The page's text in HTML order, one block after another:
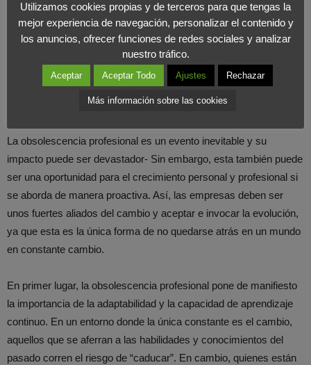
Cambios en la regulación y legislación:se trata de algo que
puede dar un giro de 360 grados en los procesos que siguen
las empresas en diversos sectores. Muchas veces se tratan
de cambios legales que la empresa puede asumir, pero en
otras ocasiones, son más agresivos y radicales y en estos
casos las empresas no pueden adaptarse.
La obsolescencia profesional es un evento inevitable y su
impacto puede ser devastador- Sin embargo, esta también puede
ser una oportunidad para el crecimiento personal y profesional si
se aborda de manera proactiva. Así, las empresas deben ser
unos fuertes aliados del cambio y aceptar e invocar la evolución,
ya que esta es la única forma de no quedarse atrás en un mundo
en constante cambio.
En primer lugar, la obsolescencia profesional pone de manifiesto
la importancia de la adaptabilidad y la capacidad de aprendizaje
continuo. En un entorno donde la única constante es el cambio,
aquellos que se aferran a las habilidades y conocimientos del
pasado corren el riesgo de “caducar”. En cambio, quienes están
Utilizamos cookies propias y de terceros para que tengas la
mejor experiencia de navegación, personalizar el contenido y
los anuncios, ofrecer funciones de redes sociales y analizar
nuestro tráfico.
Aceptar Aceptar Todo Ajustes Rechazar
Más información sobre las cookies